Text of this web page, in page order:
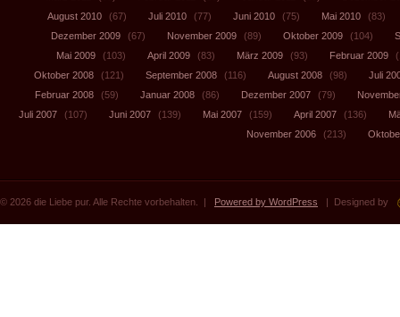
August 2010
(67) Juli 2010 (77) Juni 2010 (75) Mai 2010
(83)
Dezember 2009
(67) November 2009 (89) Oktober 2009 (104)
Mai 2009
(103) April 2009 (83) März 2009 (93) Februar 2009
Oktober 2008
(121) September 2008 (116) August 2008 (98)
Juli
Februar 2008
(59) Januar 2008 (86) Dezember 2007 (79)
Juli 2007
(107) Juni 2007 (139) Mai 2007 (159) April 2007 (136)
November 2006
(213)
© 2026 die Liebe pur. Alle Rechte vorbehalten. | Powered by WordPress | Designed by